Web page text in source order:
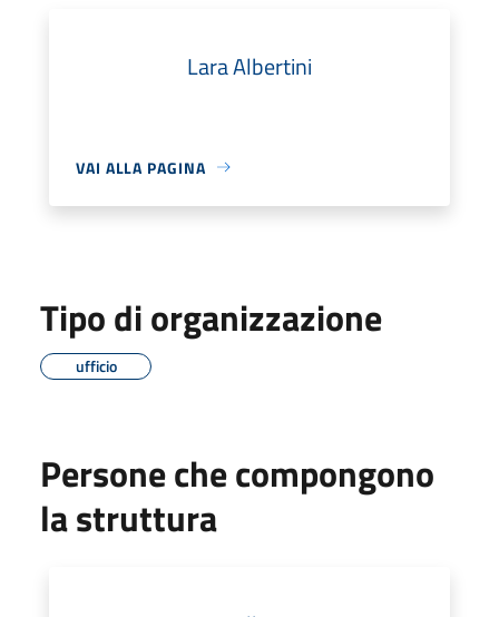
Lara Albertini
VAI ALLA PAGINA
Tipo di organizzazione
ufficio
Persone che compongono
la struttura